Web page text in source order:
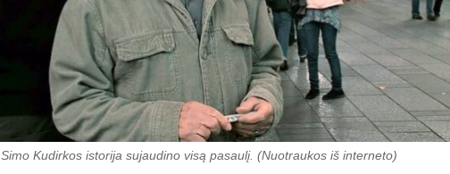
Simo Kudirkos istorija sujaudino visą pasaulį. (Nuotraukos iš interneto)